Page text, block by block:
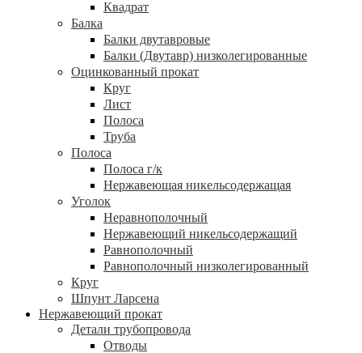
Квадрат
Балка
Балки двутавровые
Балки (Двутавр) низколегированные
Оцинкованный прокат
Круг
Лист
Полоса
Труба
Полоса
Полоса г/к
Нержавеющая никельсодержащая
Уголок
Неравнополочный
Нержавеющий никельсодержащий
Равнополочный
Равнополочный низколегированный
Круг
Шпунт Ларсена
Нержавеющий прокат
Детали трубопровода
Отводы